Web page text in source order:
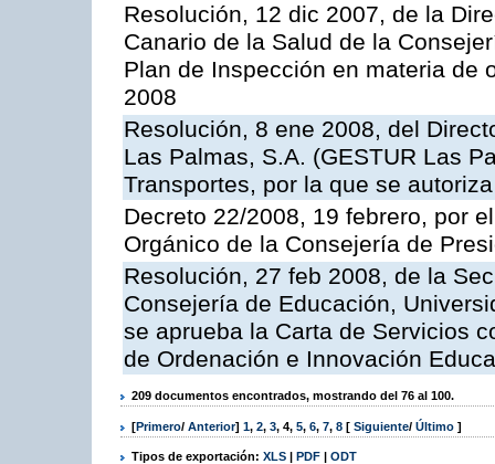
Resolución, 12 dic 2007, de la
Canario de la Salud de la
Plan de Inspección en materia de
2008
Resolución, 8 ene 2008, del
Las Palmas, S.A. (GESTUR Las
Transportes, por la que se
Decreto 22/2008, 19 febrero, por
Orgánico de la Consejería de
Resolución, 27 feb 2008, de la
Consejería de Educación,
se aprueba la Carta de Servicios
de Ordenación e Innovación
209 documentos encontrados, mostrando del 76 al 100.
[Primero/ Anterior] 1, 2, 3, 4, 5, 6, 7, 8 [ Siguiente/ Último ]
Tipos de exportación: XLS | PDF | ODT